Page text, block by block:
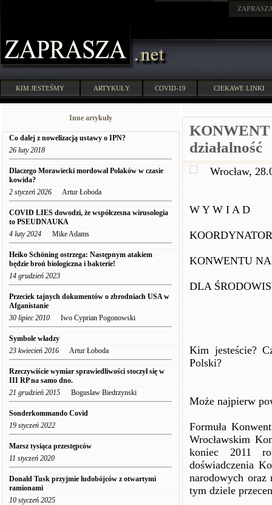
KIM JESTEŚMY ARTYKUŁY COVID-19 CIEKAWE LINKI
Inne artykuły
Co dalej z nowelizacją ustawy o IPN?
26 luty 2018
Dlaczego Morawiecki mordował Polaków w czasie
kowida?
2 styczeń 2026 Artur Łoboda
COVID LIES dowodzi, że współczesna wirusologia
to PSEUDNAUKA
4 luty 2024 Mike Adams
Heiko Schöning ostrzega: Następnym atakiem
będzie broń biologiczna i bakterie!
14 grudzień 2023
Przeciek tajnych dokumentów o zbrodniach USA w
Afganistanie
30 lipiec 2010 Iwo Cyprian Pogonowski
Symbole władzy
23 kwiecień 2016 Artur Łoboda
Rzeczywiście wymiar sprawiedliwości stoczył się w
III RP na samo dno.
21 grudzień 2015 Boguslaw Biedrzynski
Sonderkommando Covid
19 styczeń 2022
Marsz tysiąca przestępców
11 styczeń 2020
Donald Tusk przyjmie ludobójców z otwartymi
ramionami
10 styczeń 2025
KONWENT
działalność
Wrocław,
W Y W I A D
KONWENTU
DLA
Kim jesteście?
Polski?
Może najpierw
Formuła
Wrocławskim
koniec 2011
doświadczenia
narodowych oraz
tym dziele